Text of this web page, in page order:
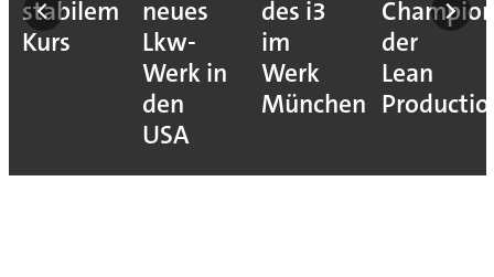
stabilem
Kurs
neues
Lkw-
Werk in
den
USA
des i3
im
Werk
München
der
Lean